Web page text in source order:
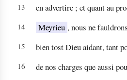
13 en advertire ; et quant au
14 Meyrieu , nous ne
15 bien tost Dieu aidant, tant
16 de nos charges que aussi